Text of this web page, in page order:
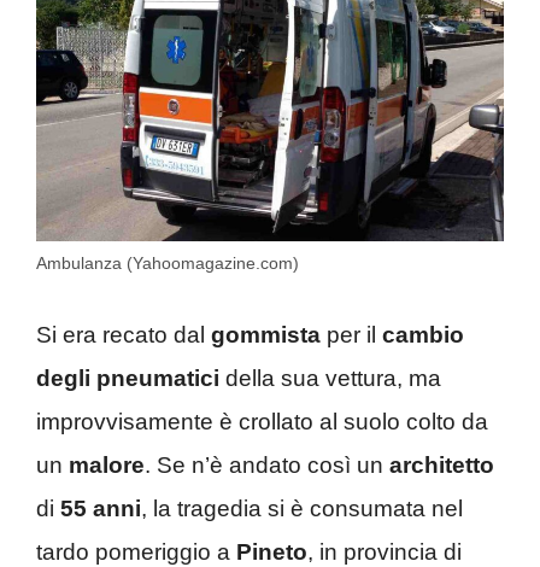
Ambulanza (Yahoomagazine.com)
Si era recato dal gommista per il cambio
degli pneumatici della sua vettura, ma
improvvisamente è crollato al suolo colto da
un malore. Se n’è andato così un architetto
di 55 anni, la tragedia si è consumata nel
tardo pomeriggio a Pineto, in provincia di